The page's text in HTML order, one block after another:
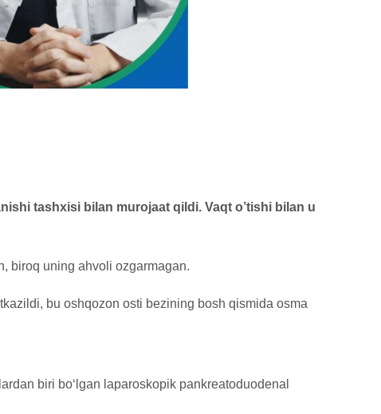
tashxisi bilan murojaat qildi. Vaqt o’tishi bilan u
biroq uning ahvoli ozgarmagan.
bu oshqozon osti bezining bosh qismida osma
biri bo‘lgan laparoskopik pankreatoduodenal